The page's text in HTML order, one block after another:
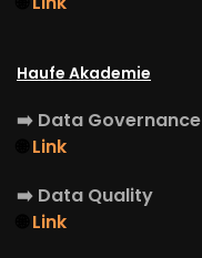
Haufe Akademie
➡️ Data Governance
Link
➡️ Data Quality
Link